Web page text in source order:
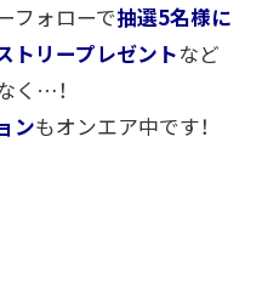
フォローで抽選5名様に
トリープレゼントなど
く…！
ンもオンエア中です！